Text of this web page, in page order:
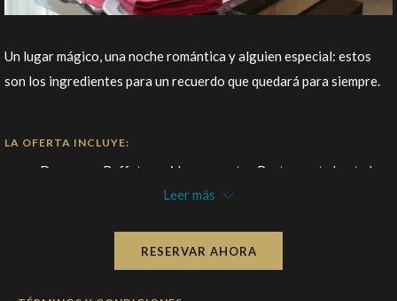
Un lugar mágico, una noche romántica y alguien especial: estos
son los ingredientes para un recuerdo que quedará para siempre.
LA OFERTA INCLUYE:
Desayuno Buffet servido en nuestro Restaurante hasta las
10h30 o desayuno continental servido en la habitación
Tratamiento VIP especial con espumante y fresas o trufas
de chocolate;
Leer más
RESERVAR AHORA